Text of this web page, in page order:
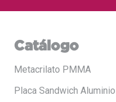
Catálogo
Metacrilato PMMA
Placa Sandwich